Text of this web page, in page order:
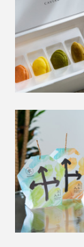
てください。
ニューに。
フライドポテ
まらない美味